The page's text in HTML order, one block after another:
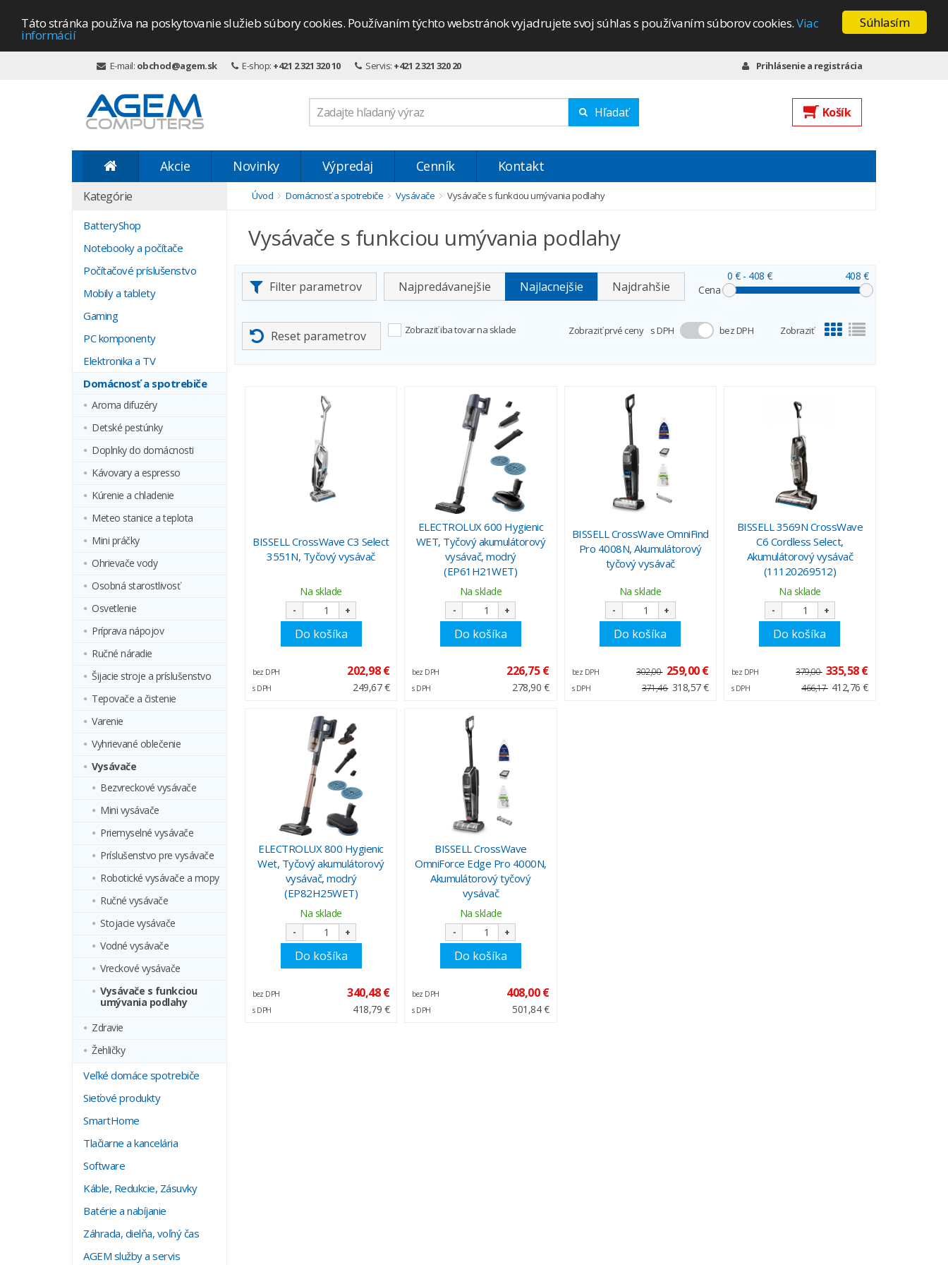
Súhlasím
Táto stránka používa na poskytovanie služieb súbory cookies. Používaním týchto webstránok vyjadrujete svoj súhlas s používaním súborov cookies.Viac
informácií
E-mail: obchod@agem.sk E-shop: +421 2 321 320 10 Servis: +421 2 321 320 20 Prihlásenie a registrácia
Hľadať Košík
Akcie Novinky Výpredaj Cenník Kontakt
Kategórie
BatteryShop
Notebooky a počítače
Počítačové príslušenstvo
Mobily a tablety
Gaming
PC komponenty
Elektronika a TV
Domácnosť a spotrebiče
Aroma difuzéry
Detské pestúnky
Doplnky do domácnosti
Kávovary a espresso
Kúrenie a chladenie
Meteo stanice a teplota
Mini práčky
Ohrievače vody
Osobná starostlivosť
Osvetlenie
Príprava nápojov
Ručné náradie
Šijacie stroje a príslušenstvo
Tepovače a čistenie
Varenie
Vyhrievané oblečenie
Vysávače
Bezvreckové vysávače
Mini vysávače
Priemyselné vysávače
Príslušenstvo pre vysávače
Robotické vysávače a mopy
Ručné vysávače
Stojacie vysávače
Vodné vysávače
Vreckové vysávače
Vysávače s funkciou
umývania podlahy
Zdravie
Žehličky
Veľké domáce spotrebiče
Sieťové produkty
SmartHome
Tlačiarne a kancelária
Software
Káble, Redukcie, Zásuvky
Batérie a nabíjanie
Záhrada, dielňa, voľný čas
AGEM služby a servis
Úvod Domácnosť a spotrebiče Vysávače Vysávače s funkciou umývania podlahy
Vysávače s funkciou umývania podlahy
Filter parametrov Najpredávanejšie Najlacnejšie Najdrahšie Cena
0 €- 408 € 408 €
Reset parametrov Zobraziť iba tovar na sklade Zobraziť prvé ceny s DPH bez DPH Zobraziť
BISSELL CrossWave C3 Select
3551N, Tyčový vysávač
Na sklade
- +
Do košíka
bez DPH 202,98 €
s DPH 249,67 €
ELECTROLUX 600 Hygienic
WET, Tyčový akumulátorový
vysávač, modrý
(EP61H21WET)
Na sklade
- +
Do košíka
bez DPH 226,75 €
s DPH 278,90 €
BISSELL CrossWave OmniFind
Pro 4008N, Akumulátorový
tyčový vysávač
Na sklade
- +
Do košíka
bez DPH 302,00 259,00 €
s DPH 371,46 318,57 €
BISSELL 3569N CrossWave
C6 Cordless Select,
Akumulátorový vysávač
(11120269512)
Na sklade
- +
Do košíka
bez DPH 379,00 335,58 €
s DPH 466,17 412,76 €
ELECTROLUX 800 Hygienic
Wet, Tyčový akumulátorový
vysávač, modrý
(EP82H25WET)
Na sklade
- +
Do košíka
bez DPH 340,48 €
s DPH 418,79 €
BISSELL CrossWave
OmniForce Edge Pro 4000N,
Akumulátorový tyčový
vysávač
Na sklade
- +
Do košíka
bez DPH 408,00 €
s DPH 501,84 €